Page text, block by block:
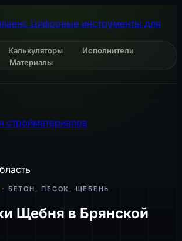
Цифровые инструменты для
Калькуляторы
Исполнители
Материалы
стройматериалов
· БЕТОН, ПЕСОК, ЩЕБЕНЬ
Щебня в Брянской